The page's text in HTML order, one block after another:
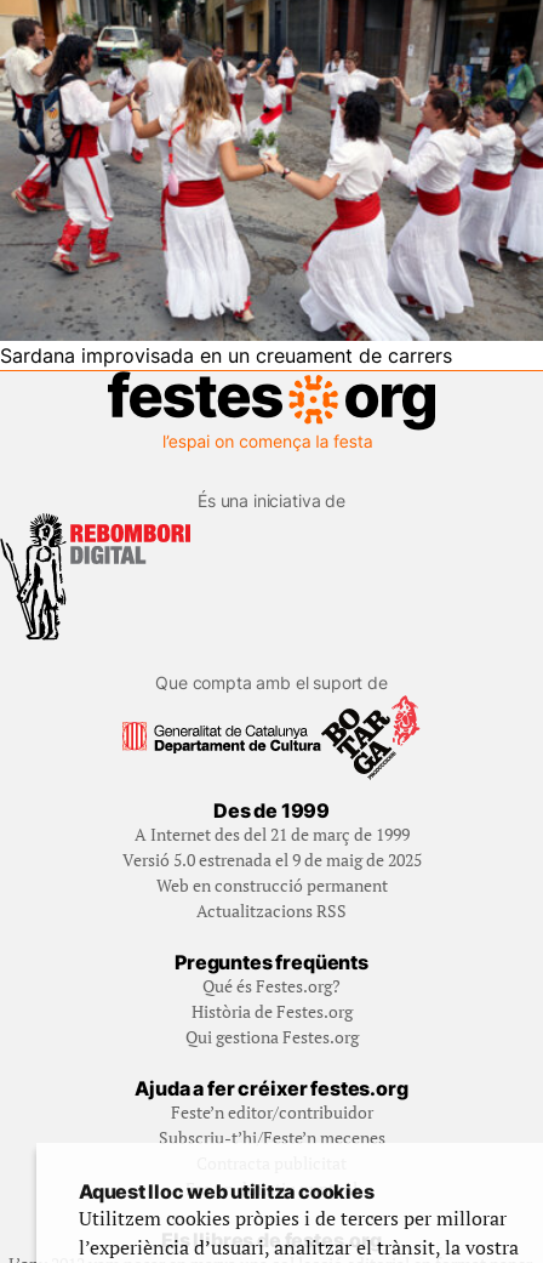
Sardana improvisada en un creuament de carrers
És una iniciativa de
Que compta amb el suport de
Des de 1999
A Internet des del 21 de març de 1999
Versió 5.0 estrenada el 9 de maig de 2025
Web en construcció permanent
Actualitzacions RSS
Preguntes freqüents
Qué és Festes.org?
Història de Festes.org
Qui gestiona Festes.org
Ajuda a fer créixer festes.org
Feste’n editor/contribuidor
Subscriu-t’hi/Feste’n mecenes
Fes un donatiu puntual
Els llibres de festes.org
Aquest lloc web utilitza cookies
Utilitzem cookies pròpies i de tercers per millorar
l’experiència d’usuari, analitzar el trànsit, la vostra